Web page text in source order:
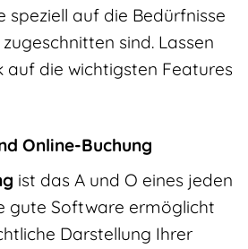
speziell auf die Bedürfnisse
sind. Lassen
auf die wichtigsten Features
Online-Buchung
ist das A und O eines jeden
gute Software ermöglicht
Darstellung Ihrer